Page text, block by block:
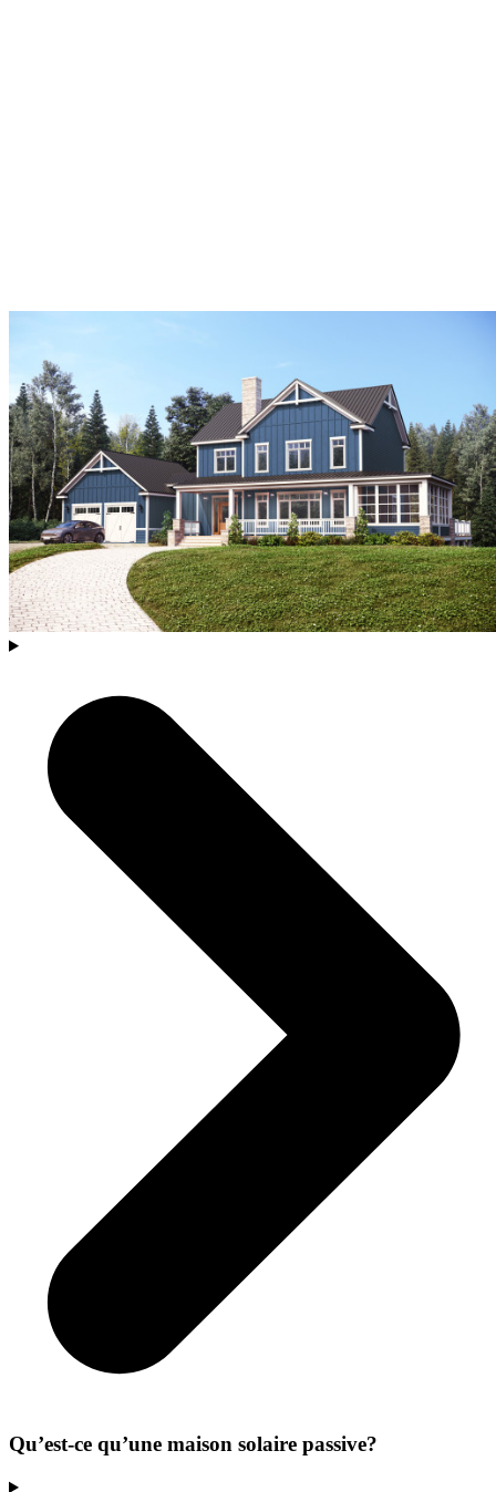
Qu’est-ce qu’une maison solaire passive?